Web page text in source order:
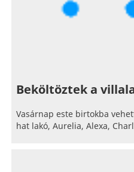
Beköltöztek a
Vasárnap este birtokba
hat lakó, Aurelia, Alexa,